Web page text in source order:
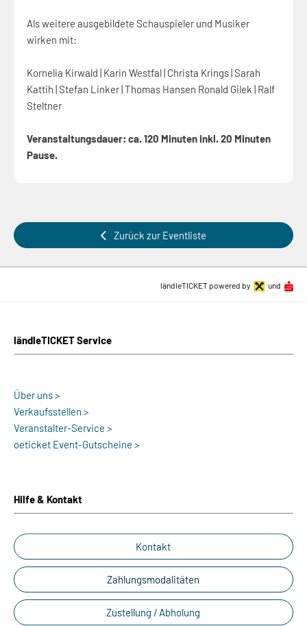
Als weitere ausgebildete Schauspieler und Musiker
wirken mit:
Kornelia Kirwald | Karin Westfal | Christa Krings | Sarah
Kattih | Stefan Linker | Thomas Hansen Ronald Gilek | Ralf
Steltner
Veranstaltungsdauer: ca. 120 Minuten inkl. 20 Minuten
Pause.
Zurück zur Eventliste
ländleTICKET Service
Über uns >
Verkaufsstellen >
Veranstalter-Service >
oeticket Event-Gutscheine >
Hilfe & Kontakt
Kontakt
Zahlungsmodalitäten
Zustellung / Abholung
ländleTICKET powered by und